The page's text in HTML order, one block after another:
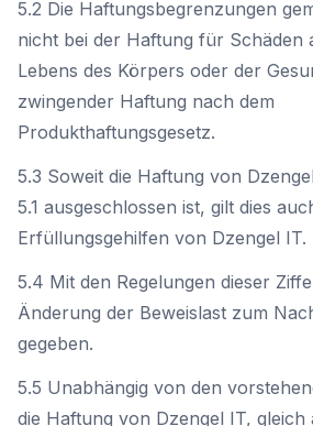
5.2 Die Haftungsbegrenzungen
nicht bei der Haftung für Schäden
Lebens des Körpers oder der
zwingender Haftung nach dem
Produkthaftungsgesetz.
5.3 Soweit die Haftung von
5.1 ausgeschlossen ist, gilt dies
Erfüllungsgehilfen von Dzengel IT.
5.4 Mit den Regelungen dieser
Änderung der Beweislast zum
gegeben.
5.5 Unabhängig von den
die Haftung von Dzengel IT, gleich